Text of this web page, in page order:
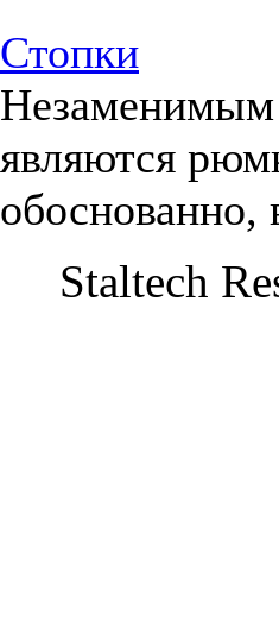
Стопки
Незаменимым
являются
обоснованно,
Staltech